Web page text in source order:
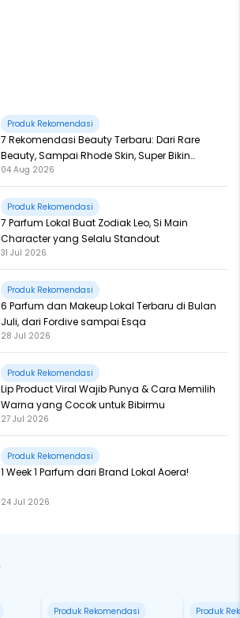
Produk Rekomendasi
7 Rekomendasi Beauty Terbaru: Dari Rare
Beauty, Sampai Rhode Skin, Super Bikin
Fomo
04 Aug 2026
Produk Rekomendasi
7 Parfum Lokal Buat Zodiak Leo, Si Main
Character yang Selalu Standout
31 Jul 2026
Produk Rekomendasi
6 Parfum dan Makeup Lokal Terbaru di Bulan
Juli, dari Fordive sampai Esqa
28 Jul 2026
Produk Rekomendasi
Lip Product Viral Wajib Punya & Cara Memilih
Warna yang Cocok untuk Bibirmu
27 Jul 2026
Produk Rekomendasi
1 Week 1 Parfum dari Brand Lokal Aoera!
24 Jul 2026
Produk Rekomendasi Produk